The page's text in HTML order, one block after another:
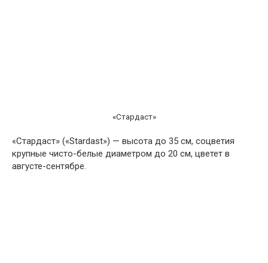
«Стардаст»
«Стардаст» («Stardast») — высота до 35 см, соцветия
крупные чисто-белые диаметром до 20 см, цветет в
августе-сентябре.